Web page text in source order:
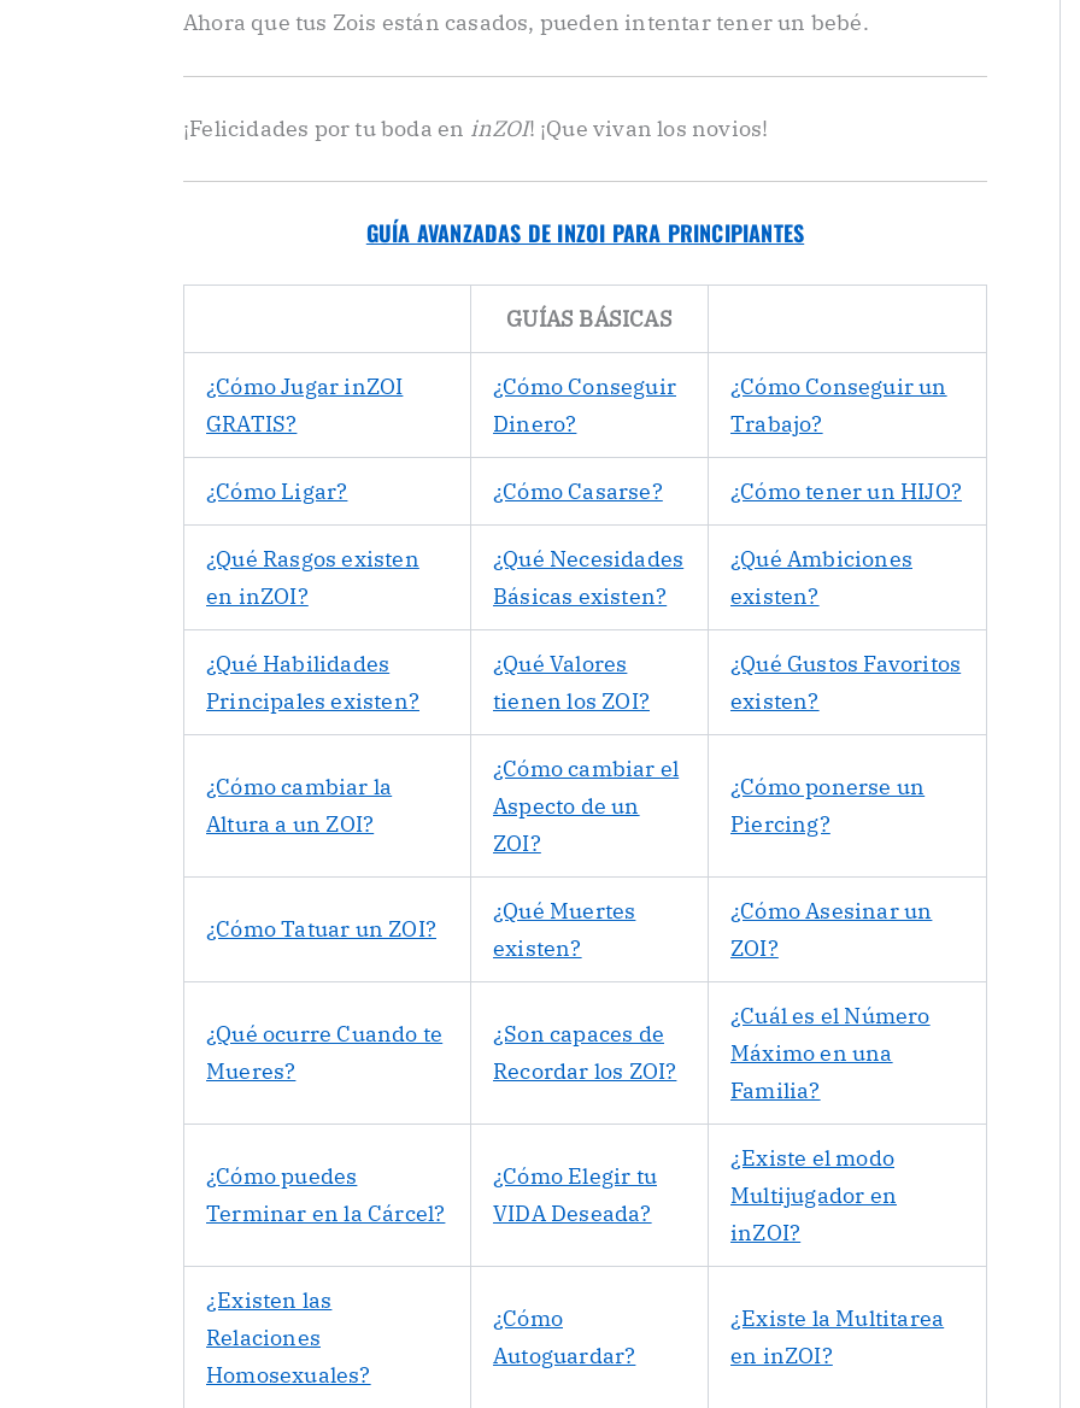
Ahora que tus Zois están casados, pueden intentar tener un bebé.
¡Felicidades por tu boda en inZOI! ¡Que vivan los novios!
GUÍA AVANZADAS DE INZOI PARA PRINCIPIANTES
GUÍAS BÁSICAS
¿Cómo Jugar inZOI
GRATIS?
¿Cómo Conseguir
Dinero?
¿Cómo Conseguir un
Trabajo?
¿Cómo Ligar? ¿Cómo Casarse? ¿Cómo tener un HIJO?
¿Qué Rasgos existen
en inZOI?
¿Qué Necesidades
Básicas existen?
¿Qué Ambiciones
existen?
¿Qué Habilidades
Principales existen?
¿Qué Valores
tienen los ZOI?
¿Qué Gustos Favoritos
existen?
¿Cómo cambiar la
Altura a un ZOI?
¿Cómo cambiar el
Aspecto de un
ZOI?
¿Cómo ponerse un
Piercing?
¿Cómo Tatuar un ZOI?
¿Qué Muertes
existen?
¿Cómo Asesinar un
ZOI?
¿Qué ocurre Cuando te
Mueres?
¿Son capaces de
Recordar los ZOI?
¿Cuál es el Número
Máximo en una
Familia?
¿Cómo puedes
Terminar en la Cárcel?
¿Cómo Elegir tu
VIDA Deseada?
¿Existe el modo
Multijugador en
inZOI?
¿Existen las
Relaciones
Homosexuales?
¿Cómo
Autoguardar?
¿Existe la Multitarea
en inZOI?